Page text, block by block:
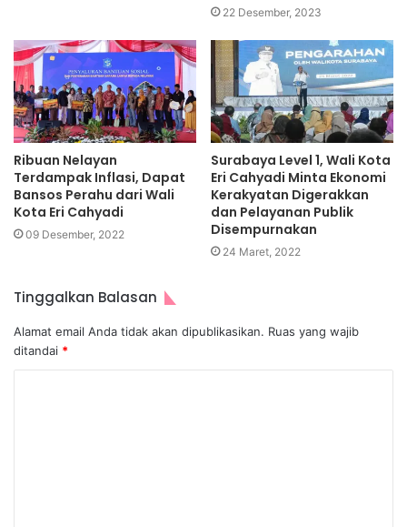
22 Desember, 2023
Ribuan Nelayan
Terdampak Inflasi, Dapat
Bansos Perahu dari Wali
Kota Eri Cahyadi
09 Desember, 2022
Surabaya Level 1, Wali Kota
Eri Cahyadi Minta Ekonomi
Kerakyatan Digerakkan
dan Pelayanan Publik
Disempurnakan
24 Maret, 2022
Tinggalkan Balasan
Alamat email Anda tidak akan dipublikasikan. Ruas yang wajib
ditandai *